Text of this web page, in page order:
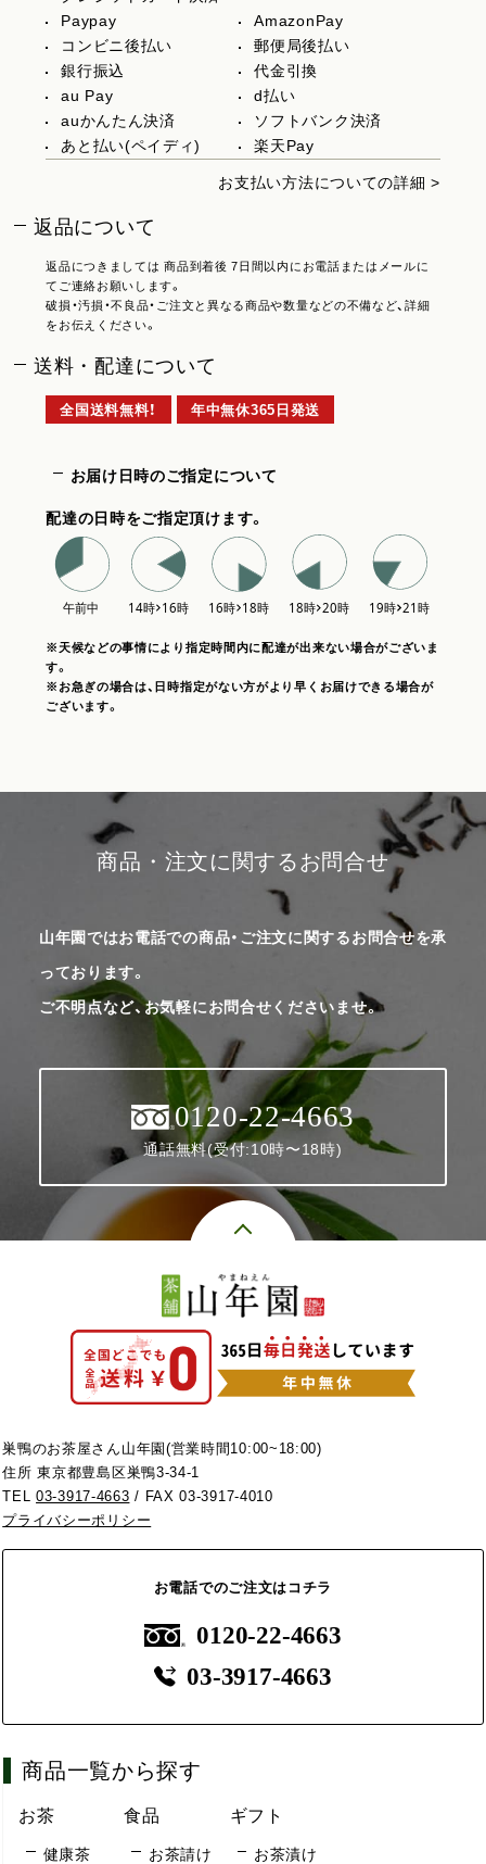
Paypay
AmazonPay
コンビニ後払い
郵便局後払い
銀行振込
代金引換
au Pay
d払い
auかんたん決済
ソフトバンク決済
あと払い(ペイディ)
楽天Pay
お支払い方法についての詳細 >
返品について
返品につきましては 商品到着後 7日間以内にお電話またはメールに
てご連絡お願いします。
破損・汚損・不良品・ご注文と異なる商品や数量などの不備など、詳細
をお伝えください。
送料・配達について
全国送料無料！ 年中無休365日発送
お届け日時のご指定について
配達の日時をご指定頂けます。
※天候などの事情により指定時間内に配達が出来ない場合がございま
す。
※お急ぎの場合は、日時指定がない方がより早くお届けできる場合が
ございます。
商品・注文に関するお問合せ
山年園ではお電話での商品・ご注文に関するお問合せを承
っております。
ご不明点など、お気軽にお問合せくださいませ。
0120-22-4663
通話無料(受付:10時〜18時)
巣鴨のお茶屋さん山年園(営業時間10:00~18:00)
住所 東京都豊島区巣鴨3-34-1
TEL03-3917-4663 / FAX 03-3917-4010
プライバシーポリシー
お電話でのご注文はコチラ
0120-22-4663
03-3917-4663
商品一覧から探す
お茶
健康茶
食品
お茶請け
ギフト
お茶漬け